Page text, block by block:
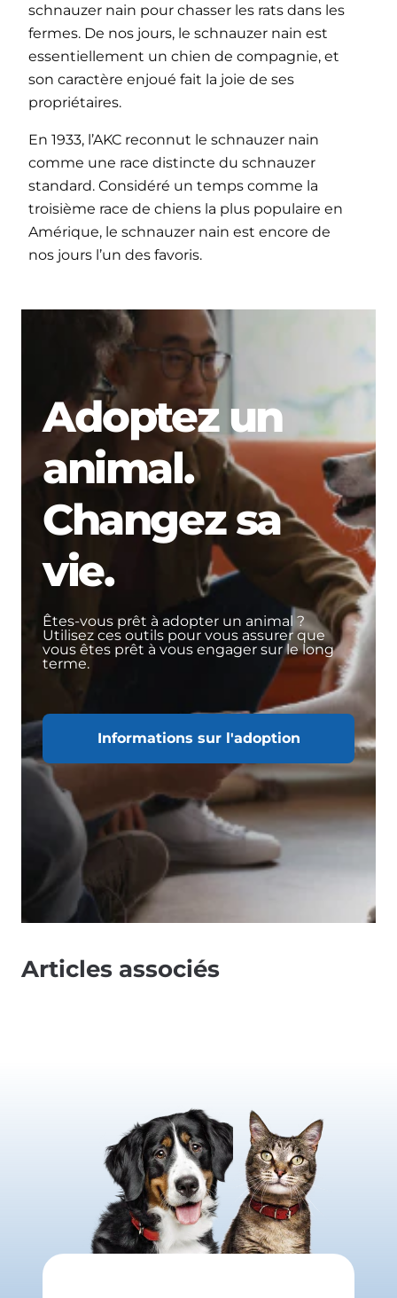
schnauzer nain pour chasser les rats dans les
fermes. De nos jours, le schnauzer nain est
essentiellement un chien de compagnie, et
son caractère enjoué fait la joie de ses
propriétaires.
En 1933, l’AKC reconnut le schnauzer nain
comme une race distincte du schnauzer
standard. Considéré un temps comme la
troisième race de chiens la plus populaire en
Amérique, le schnauzer nain est encore de
nos jours l’un des favoris.
Adoptez un
animal.
Changez sa
vie.
Êtes-vous prêt à adopter un animal ?
Utilisez ces outils pour vous assurer que
vous êtes prêt à vous engager sur le long
terme.
Informations sur l'adoption
Articles associés